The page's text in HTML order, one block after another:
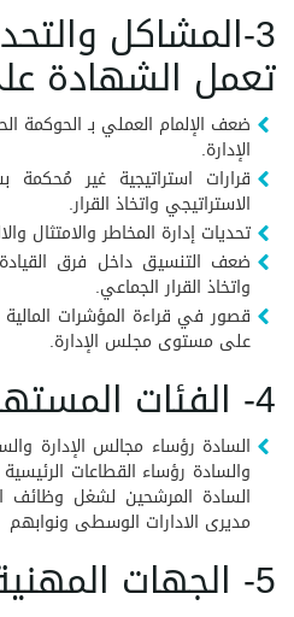
3-المشاكل
تعمل الشهادة
ضعف الإلمام العملي بـ الحوكمة
الإدارة.
قرارات استراتيجية غير
الاستراتيجي واتخاذ القرار.
تحديات إدارة المخاطر والامتثال
ضعف التنسيق داخل فرق
واتخاذ القرار الجماعي.
قصور في قراءة المؤشرات المالية
على مستوى مجلس الإدارة.
4- الفئات المستهدفة
السادة رؤساء مجالس الإدارة
والسادة رؤساء القطاعات
السادة المرشحين لشغل وظائف
مديرى الادارات الوسطى ونوابهم
5- الجهات المهنية: